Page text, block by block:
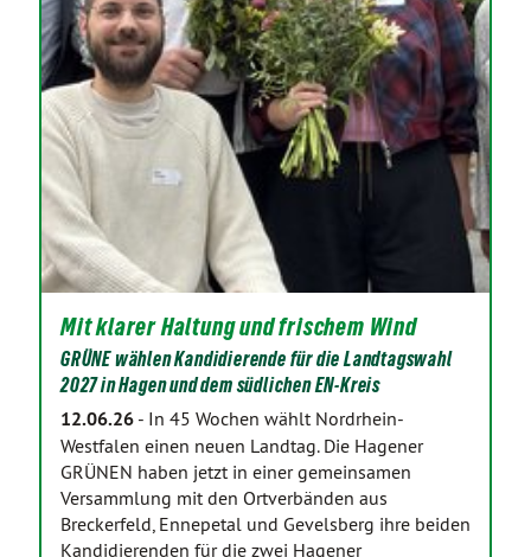
Mit klarer Haltung und frischem Wind
GRÜNE wählen Kandidierende für die Landtagswahl
2027 in Hagen und dem südlichen EN-Kreis
12.06.26 - In 45 Wochen wählt Nordrhein-
Westfalen einen neuen Landtag. Die Hagener
GRÜNEN haben jetzt in einer gemeinsamen
Versammlung mit den Ortverbänden aus
Breckerfeld, Ennepetal und Gevelsberg ihre beiden
Kandidierenden für die zwei Hagener